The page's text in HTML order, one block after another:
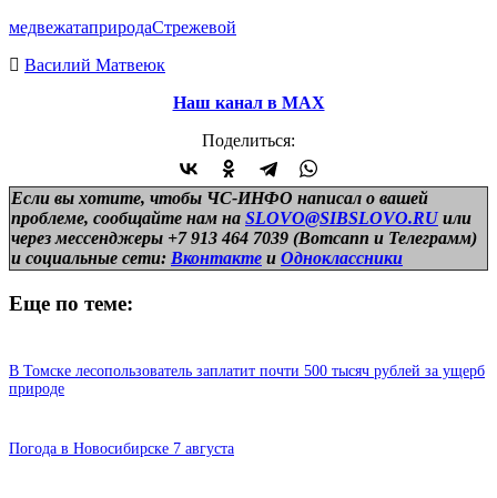
медвежатаприродаСтрежевой
Василий Матвеюк
Наш канал в МАХ
Поделиться:
Если вы хотите, чтобы ЧС-ИНФО написал о вашей
проблеме, сообщайте нам на SLOVO@SIBSLOVO.RU или
через мессенджеры +7 913 464 7039 (Вотсапп и Телеграмм)
и социальные сети: Вконтакте и Одноклассники
Еще по теме:
В Томске лесопользователь заплатит почти 500 тысяч рублей за ущерб
природе
Погода в Новосибирске 7 августа